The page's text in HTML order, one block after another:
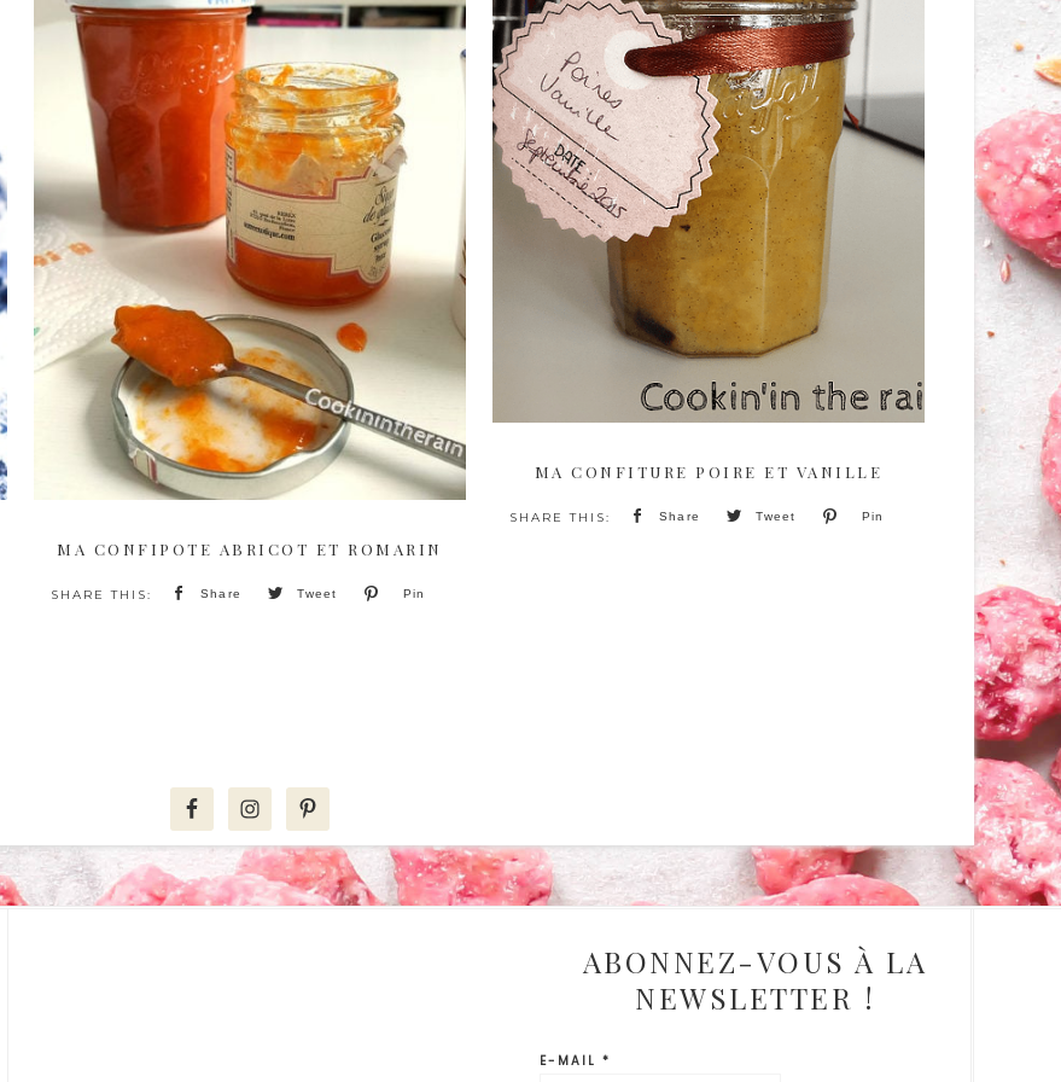
MA CONFIPOTE ABRICOT ET ROMARIN
Share Tweet Pin
MA CONFITURE POIRE ET VANILLE
Share Tweet Pin
ABONNEZ-VOUS À LA
NEWSLETTER !
E-MAIL *